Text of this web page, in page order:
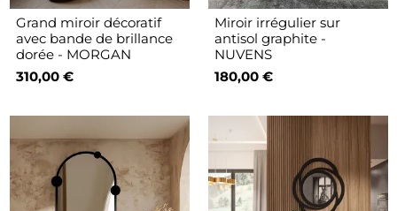
Grand miroir décoratif
avec bande de brillance
dorée - MORGAN
310,00 €
Miroir irrégulier sur
antisol graphite -
NUVENS
180,00 €